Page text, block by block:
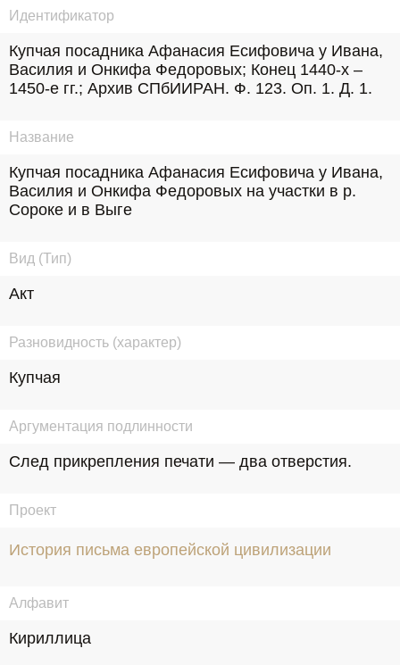
Идентификатор
Купчая посадника Афанасия Есифовича у Ивана,
Василия и Онкифа Федоровых; Конец 1440-х –
1450-е гг.; Архив СПбИИРАН. Ф. 123. Оп. 1. Д. 1.
Название
Купчая посадника Афанасия Есифовича у Ивана,
Василия и Онкифа Федоровых на участки в р.
Сороке и в Выге
Вид (Тип)
Акт
Разновидность (характер)
Купчая
Аргументация подлинности
След прикрепления печати — два отверстия.
Проект
История письма европейской цивилизации
Алфавит
Кириллица